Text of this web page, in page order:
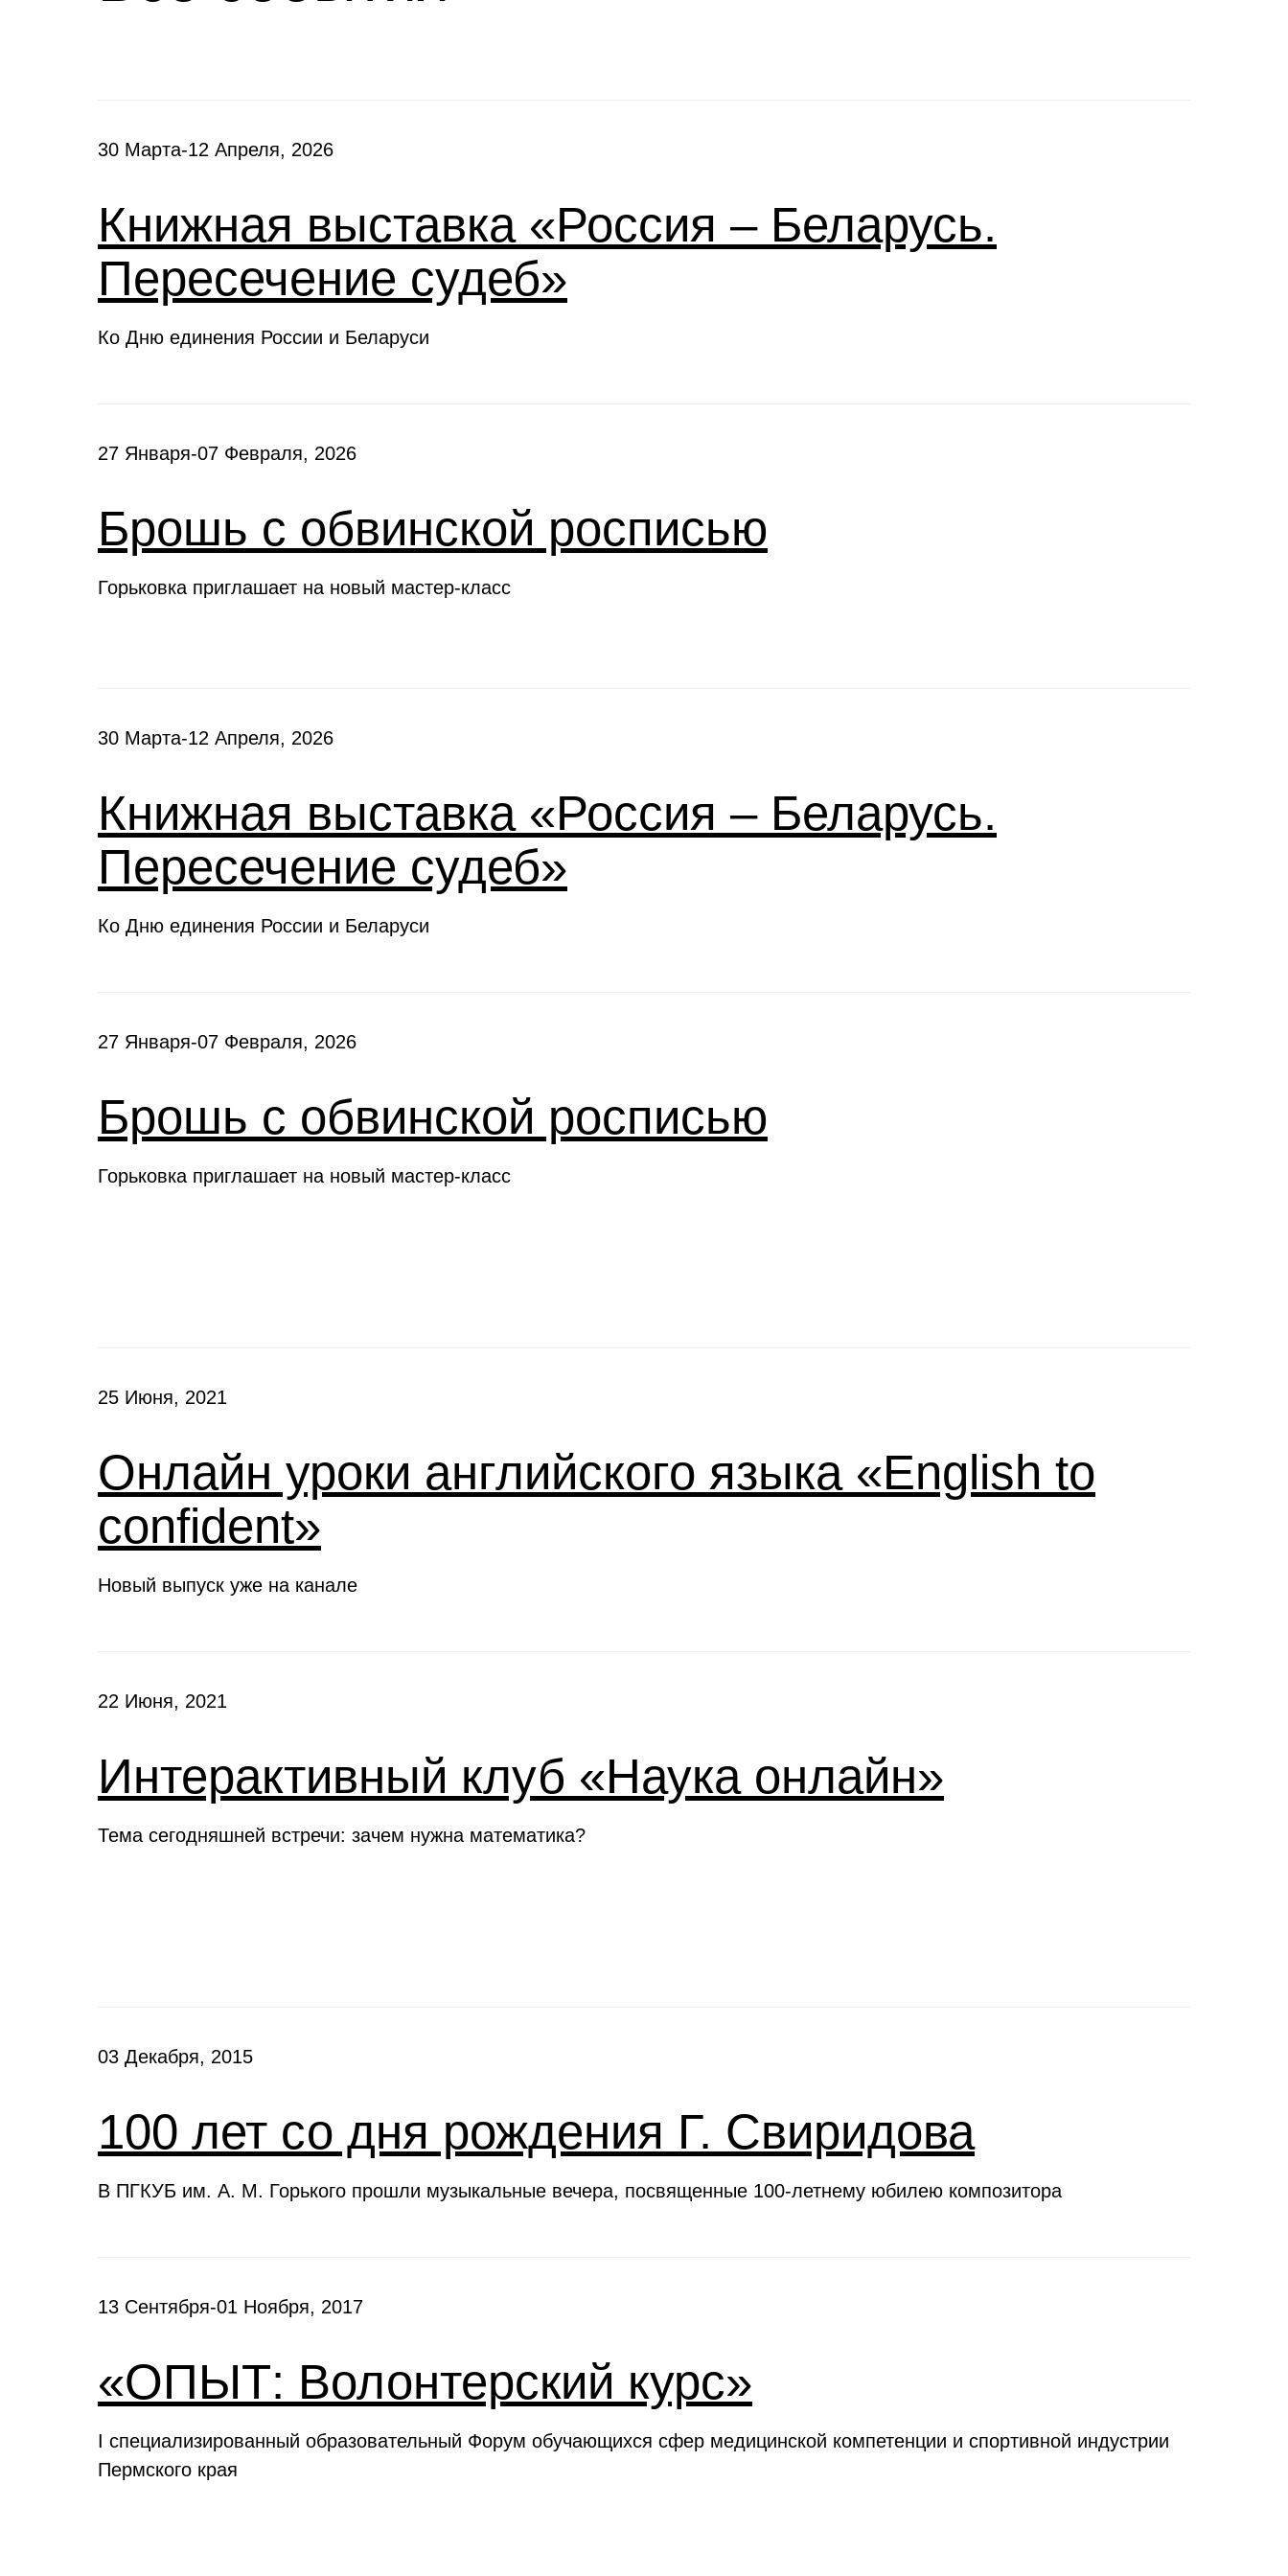
30 Марта-12 Апреля, 2026
Книжная выставка «Россия – Беларусь.
Пересечение судеб»
Ко Дню единения России и Беларуси
27 Января-07 Февраля, 2026
Брошь с обвинской росписью
Горьковка приглашает на новый мастер-класс
30 Марта-12 Апреля, 2026
Книжная выставка «Россия – Беларусь.
Пересечение судеб»
Ко Дню единения России и Беларуси
27 Января-07 Февраля, 2026
Брошь с обвинской росписью
Горьковка приглашает на новый мастер-класс
25 Июня, 2021
Онлайн уроки английского языка «English to
confident»
Новый выпуск уже на канале
22 Июня, 2021
Интерактивный клуб «Наука онлайн»
Тема сегодняшней встречи: зачем нужна математика?
03 Декабря, 2015
100 лет со дня рождения Г. Свиридова
В ПГКУБ им. А. М. Горького прошли музыкальные вечера, посвященные 100-летнему юбилею композитора
13 Сентября-01 Ноября, 2017
«ОПЫТ: Волонтерский курс»
I специализированный образовательный Форум обучающихся сфер медицинской компетенции и спортивной индустрии
Пермского края